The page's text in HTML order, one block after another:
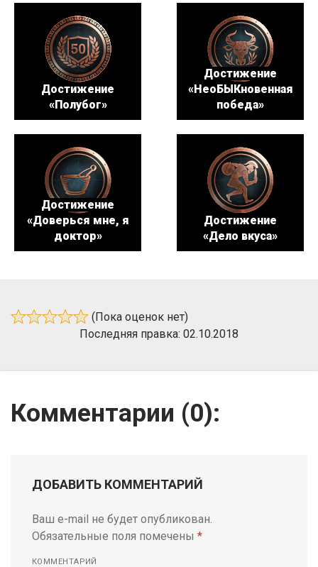
Достижение
«Полубог»
Достижение
«НеоБЫКновенная
победа»
Достижение
«Доверься мне, я
доктор»
Достижение
«Дело вкуса»
(Пока оценок нет)
Последняя правка: 02.10.2018
Комментарии (0):
ДОБАВИТЬ КОММЕНТАРИЙ
Ваш e-mail не будет опубликован.
Обязательные поля помечены *
КОММЕНТАРИЙ